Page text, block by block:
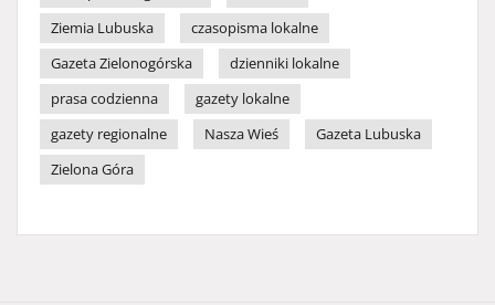
Ziemia Lubuska
czasopisma lokalne
Gazeta Zielonogórska
dzienniki lokalne
prasa codzienna
gazety lokalne
gazety regionalne
Nasza Wieś
Gazeta Lubuska
Zielona Góra